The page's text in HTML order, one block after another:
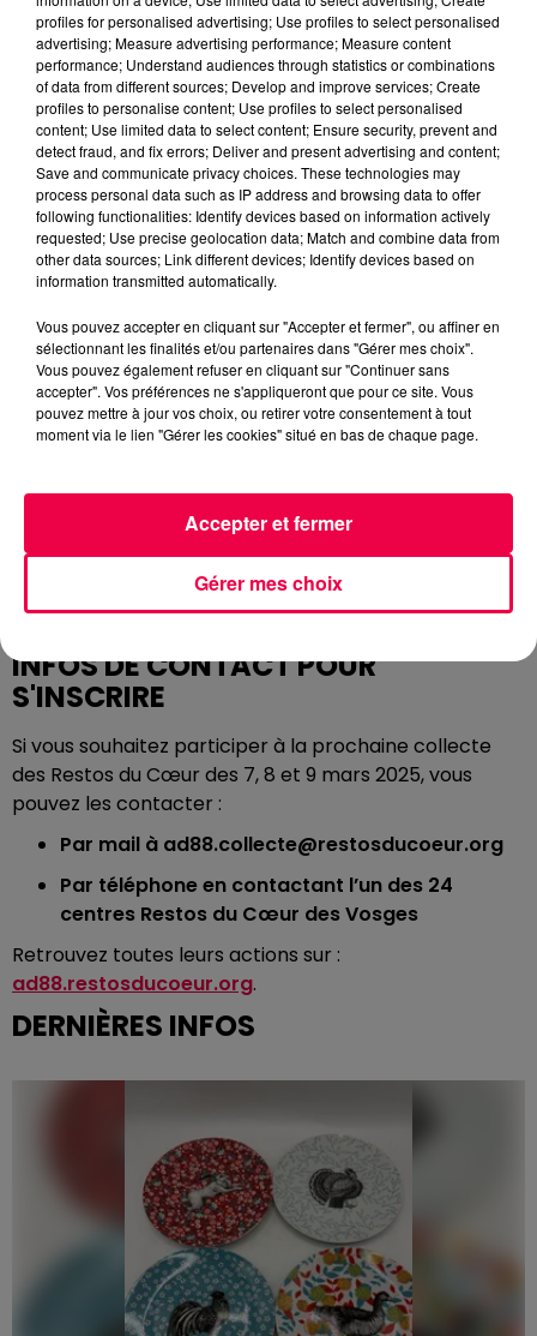
dès à présent s’inscrire sur le site
collecte.restosducoeur.orgpour devenir les
bénévoles de quelques heures, d’un jour ou d’un week-
end, en magasin.
INFOS DE CONTACT POUR
S'INSCRIRE
Si vous souhaitez participer à la prochaine collecte
des Restos du Cœur des 7, 8 et 9 mars 2025, vous
pouvez les contacter :
Par mail à ad88.collecte@restosducoeur.org
Par téléphone en contactant l’un des 24
centres Restos du Cœur des Vosges
Retrouvez toutes leurs actions sur :
ad88.restosducoeur.org.
DERNIÈRES INFOS
profiles for personalised advertising; Use profiles to select personalised
advertising; Measure advertising performance; Measure content
performance; Understand audiences through statistics or combinations
of data from different sources; Develop and improve services; Create
profiles to personalise content; Use profiles to select personalised
content; Use limited data to select content; Ensure security, prevent and
detect fraud, and fix errors; Deliver and present advertising and content;
Save and communicate privacy choices. These technologies may
process personal data such as IP address and browsing data to offer
following functionalities: Identify devices based on information actively
requested; Use precise geolocation data; Match and combine data from
other data sources; Link different devices; Identify devices based on
information transmitted automatically.
Vous pouvez accepter en cliquant sur "Accepter et fermer", ou affiner en
sélectionnant les finalités et/ou partenaires dans "Gérer mes choix".
Vous pouvez également refuser en cliquant sur "Continuer sans
accepter". Vos préférences ne s'appliqueront que pour ce site. Vous
pouvez mettre à jour vos choix, ou retirer votre consentement à tout
moment via le lien "Gérer les cookies" situé en bas de chaque page.
Gérer mes choix
Accepter et fermer